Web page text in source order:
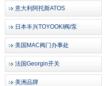
意大利阿托斯ATOS
日本丰兴TOYOOKI阀/泵
美国MAC阀门办事处
法国Georgin开关
美洲品牌